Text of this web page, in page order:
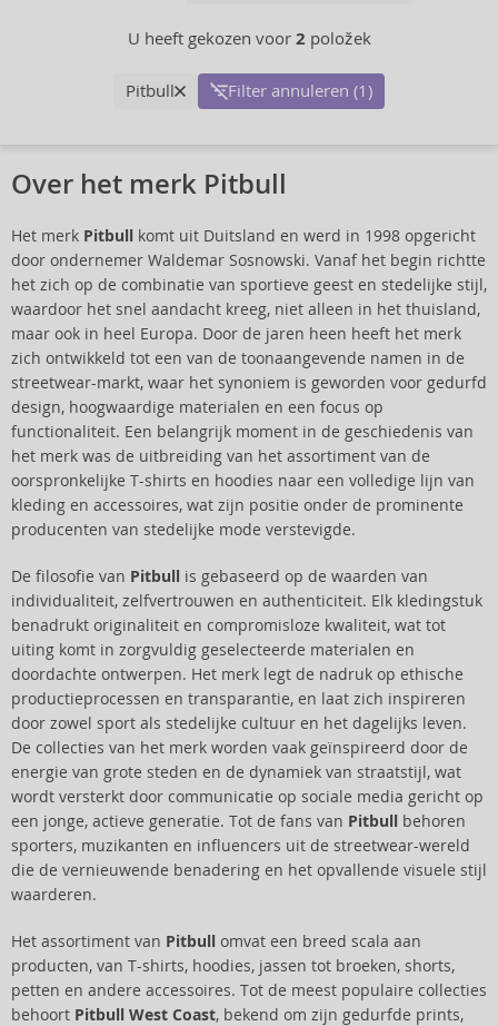
U heeft gekozen voor 2 položek
Pitbull Filter annuleren (1)
Over het merk Pitbull
Het merk Pitbull komt uit Duitsland en werd in 1998 opgericht
door ondernemer Waldemar Sosnowski. Vanaf het begin richtte
het zich op de combinatie van sportieve geest en stedelijke stijl,
waardoor het snel aandacht kreeg, niet alleen in het thuisland,
maar ook in heel Europa. Door de jaren heen heeft het merk
zich ontwikkeld tot een van de toonaangevende namen in de
streetwear-markt, waar het synoniem is geworden voor gedurfd
design, hoogwaardige materialen en een focus op
functionaliteit. Een belangrijk moment in de geschiedenis van
het merk was de uitbreiding van het assortiment van de
oorspronkelijke T-shirts en hoodies naar een volledige lijn van
kleding en accessoires, wat zijn positie onder de prominente
producenten van stedelijke mode verstevigde.
De filosofie van Pitbull is gebaseerd op de waarden van
individualiteit, zelfvertrouwen en authenticiteit. Elk kledingstuk
benadrukt originaliteit en compromisloze kwaliteit, wat tot
uiting komt in zorgvuldig geselecteerde materialen en
doordachte ontwerpen. Het merk legt de nadruk op ethische
productieprocessen en transparantie, en laat zich inspireren
door zowel sport als stedelijke cultuur en het dagelijks leven.
De collecties van het merk worden vaak geïnspireerd door de
energie van grote steden en de dynamiek van straatstijl, wat
wordt versterkt door communicatie op sociale media gericht op
een jonge, actieve generatie. Tot de fans van Pitbull behoren
sporters, muzikanten en influencers uit de streetwear-wereld
die de vernieuwende benadering en het opvallende visuele stijl
waarderen.
Het assortiment van Pitbull omvat een breed scala aan
producten, van T-shirts, hoodies, jassen tot broeken, shorts,
petten en andere accessoires. Tot de meest populaire collecties
behoort Pitbull West Coast, bekend om zijn gedurfde prints,